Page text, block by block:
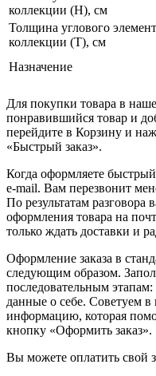
коллекции (H), см
Толщина углового
коллекции (T), см
Назначение
Для покупки товара в
понравившийся товар и
перейдите в Корзину и
«Быстрый заказ».
Когда оформляете
e-mail. Вам перезвонит
По результатам разговора
оформления товара на
только ждать доставки и
Оформление заказа в
следующим образом.
последовательным
данные о себе. Советуем в
информацию, которая
кнопку «Оформить заказ».
Вы можете оплатить свой